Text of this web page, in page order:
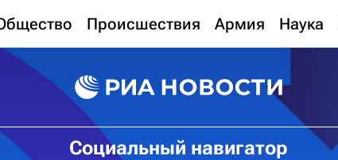
Происшествия Армия Наука
Социальный навигатор